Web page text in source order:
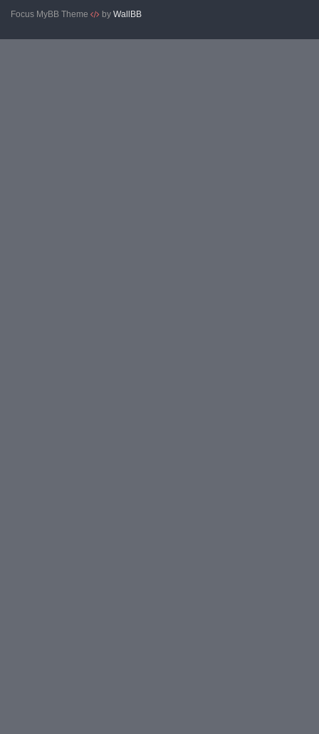
Focus MyBB Theme
by WallBB